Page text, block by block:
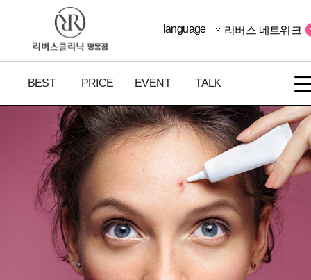
BEST PRICE EVENT TALK
language 리버스 네트워크